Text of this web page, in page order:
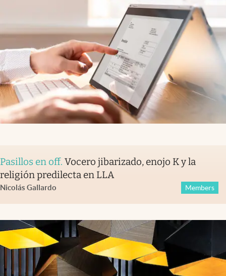
Pasillos en off. Vocero jibarizado, enojo K y la
religión predilecta en LLA
Nicolás Gallardo Members